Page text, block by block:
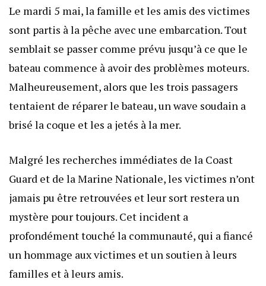
Le mardi 5 mai, la famille et les amis des victimes
sont partis à la pêche avec une embarcation. Tout
semblait se passer comme prévu jusqu’à ce que le
bateau commence à avoir des problèmes moteurs.
Malheureusement, alors que les trois passagers
tentaient de réparer le bateau, un wave soudain a
brisé la coque et les a jetés à la mer.
Malgré les recherches immédiates de la Coast
Guard et de la Marine Nationale, les victimes n’ont
jamais pu être retrouvées et leur sort restera un
mystère pour toujours. Cet incident a
profondément touché la communauté, qui a fiancé
un hommage aux victimes et un soutien à leurs
familles et à leurs amis.